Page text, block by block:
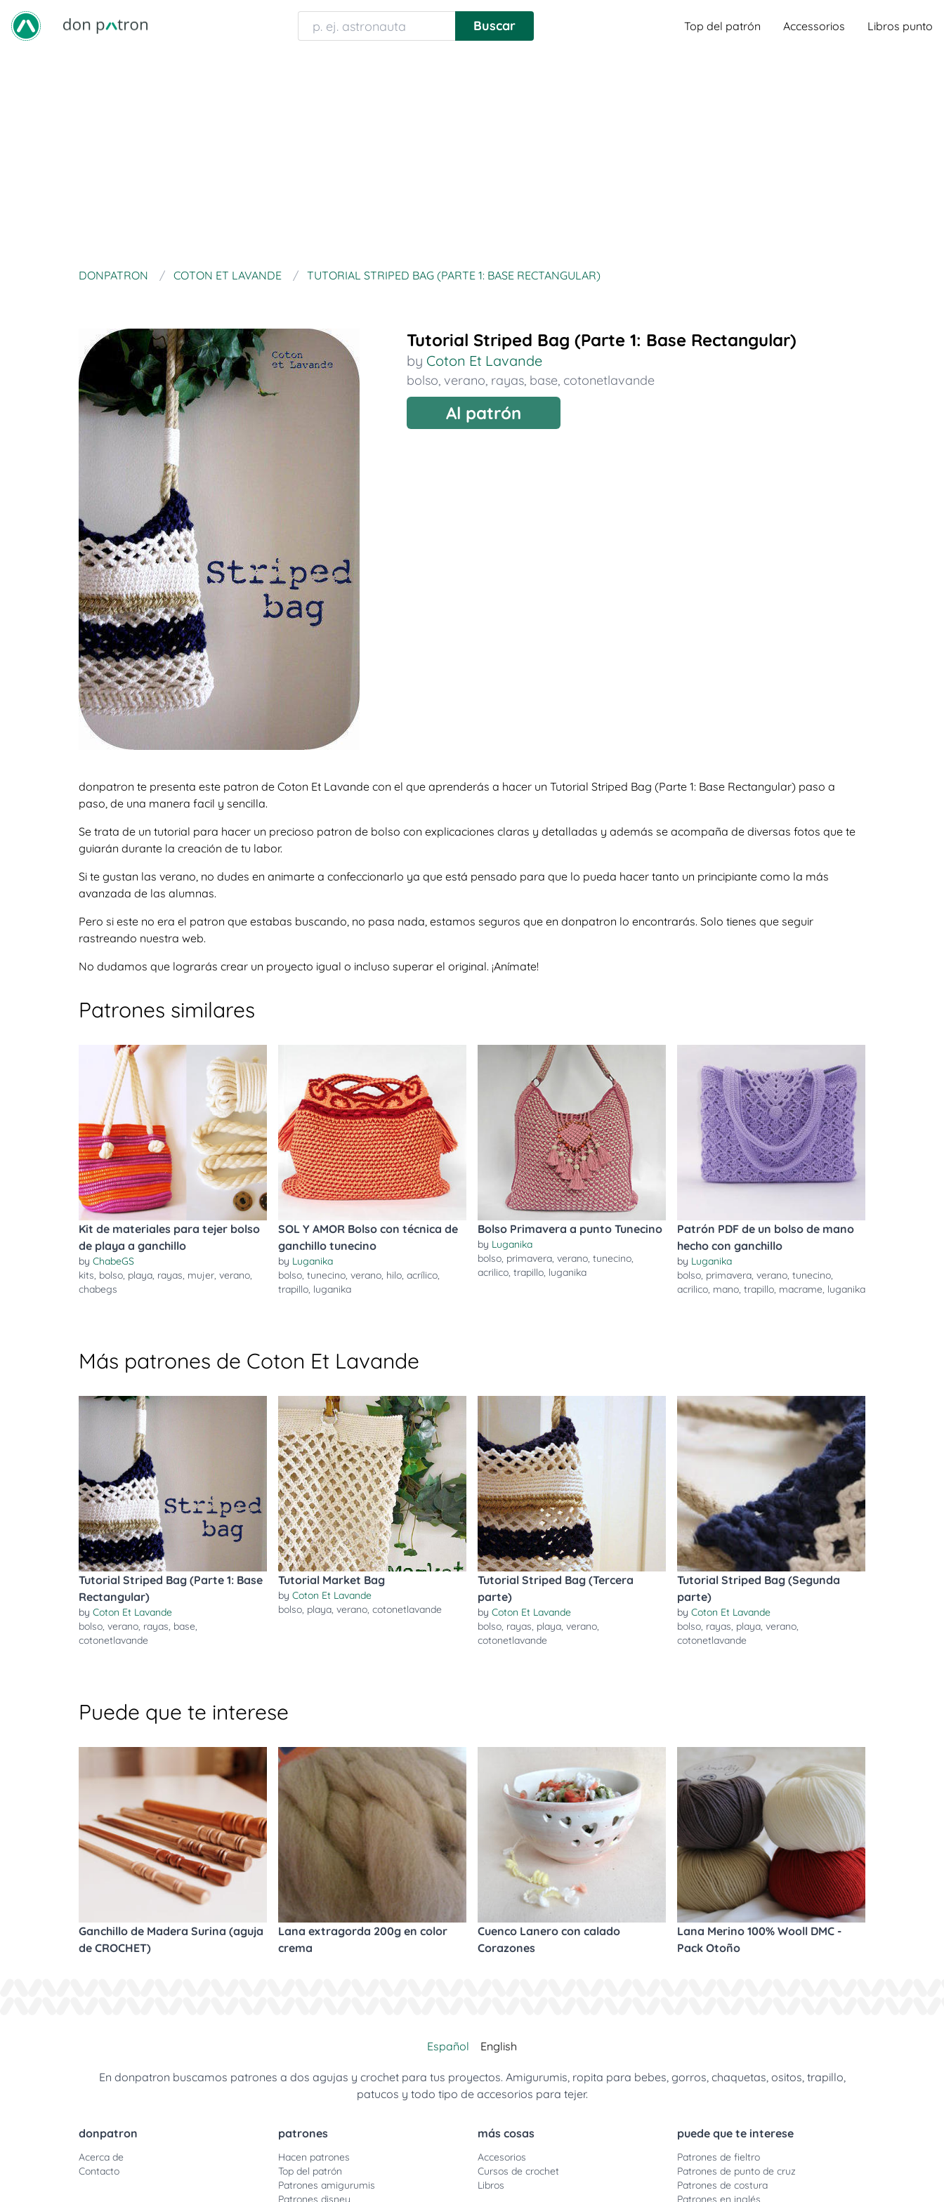
Top del patrón Accessorios Libros punto
DONPATRON COTON ET LAVANDE TUTORIAL STRIPED BAG (PARTE 1: BASE RECTANGULAR)
Tutorial Striped Bag (Parte 1: Base Rectangular)
by Coton Et Lavande
bolso, verano, rayas, base, cotonetlavande
Al patrón
donpatron te presenta este patron de Coton Et Lavande con el que aprenderás a hacer un Tutorial Striped Bag (Parte 1: Base Rectangular) paso a
paso, de una manera facil y sencilla.
Se trata de un tutorial para hacer un precioso patron de bolso con explicaciones claras y detalladas y además se acompaña de diversas fotos que te
guiarán durante la creación de tu labor.
Si te gustan las verano, no dudes en animarte a confeccionarlo ya que está pensado para que lo pueda hacer tanto un principiante como la más
avanzada de las alumnas.
Pero si este no era el patron que estabas buscando, no pasa nada, estamos seguros que en donpatron lo encontrarás. Solo tienes que seguir
rastreando nuestra web.
No dudamos que lograrás crear un proyecto igual o incluso superar el original. ¡Anímate!
Patrones similares
Kit de materiales para tejer bolso
de playa a ganchillo
by ChabeGS
kits, bolso, playa, rayas, mujer, verano,
chabegs
SOL Y AMOR Bolso con técnica de
ganchillo tunecino
by Luganika
bolso, tunecino, verano, hilo, acrílico,
trapillo, luganika
Bolso Primavera a punto Tunecino
by Luganika
bolso, primavera, verano, tunecino,
acrilico, trapillo, luganika
Patrón PDF de un bolso de mano
hecho con ganchillo
by Luganika
bolso, primavera, verano, tunecino,
acrilico, mano, trapillo, macrame, luganika
Más patrones de Coton Et Lavande
Tutorial Striped Bag (Parte 1: Base
Rectangular)
by Coton Et Lavande
bolso, verano, rayas, base,
cotonetlavande
Tutorial Market Bag
by Coton Et Lavande
bolso, playa, verano, cotonetlavande
Tutorial Striped Bag (Tercera
parte)
by Coton Et Lavande
bolso, rayas, playa, verano,
cotonetlavande
Tutorial Striped Bag (Segunda
parte)
by Coton Et Lavande
bolso, rayas, playa, verano,
cotonetlavande
Puede que te interese
Ganchillo de Madera Surina (aguja
de CROCHET)
Lana extragorda 200g en color
crema
Cuenco Lanero con calado
Corazones
Lana Merino 100% Wooll DMC -
Pack Otoño
Español English
En donpatron buscamos patrones a dos agujas y crochet para tus proyectos. Amigurumis, ropita para bebes, gorros, chaquetas, ositos, trapillo,
patucos y todo tipo de accesorios para tejer.
donpatron
Acerca de
Contacto
patrones
Hacen patrones
Top del patrón
Patrones amigurumis
Patrones disney
más cosas
Accesorios
Cursos de crochet
Libros
puede que te interese
Patrones de fieltro
Patrones de punto de cruz
Patrones de costura
Patrones en inglés